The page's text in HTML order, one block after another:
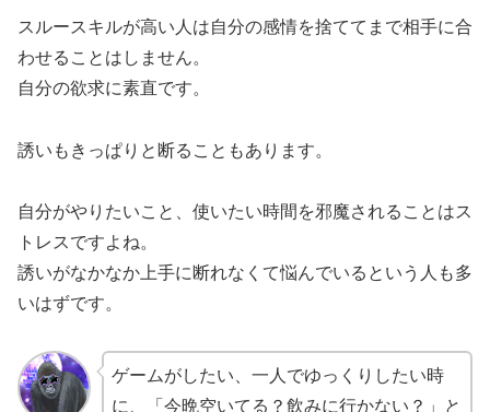
スルースキルが高い人は自分の感情を捨ててまで相手に合
わせることはしません。
自分の欲求に素直です。
誘いもきっぱりと断ることもあります。
自分がやりたいこと、使いたい時間を邪魔されることはス
トレスですよね。
誘いがなかなか上手に断れなくて悩んでいるという人も多
いはずです。
ゲームがしたい、一人でゆっくりしたい時
に、「今晩空いてる？飲みに行かない？」と